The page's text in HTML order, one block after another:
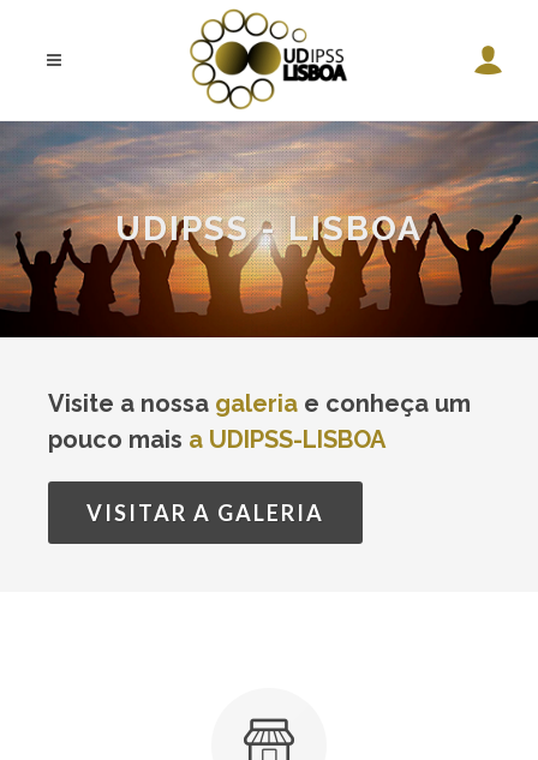
UDIPSS - LISBOA
Visite a nossa galeria e conheça um
pouco mais a UDIPSS-LISBOA
VISITAR A GALERIA